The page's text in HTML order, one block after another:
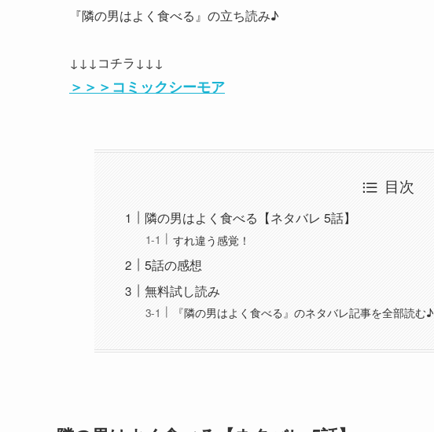
『隣の男はよく食べる』の立ち読み♪
↓↓↓コチラ↓↓↓
＞＞＞コミックシーモア
目次
隣の男はよく食べる【ネタバレ 5話】
すれ違う感覚！
5話の感想
無料試し読み
『隣の男はよく食べる』のネタバレ記事を全部読む♪